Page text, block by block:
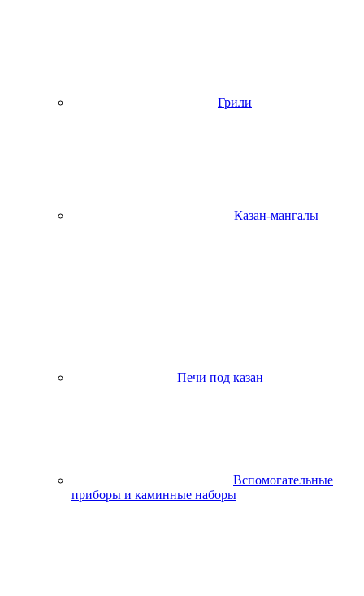
Грили
Казан-мангалы
Печи под казан
Вспомогательные
приборы и каминные наборы